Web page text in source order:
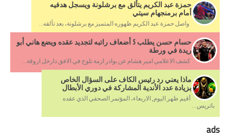
حمزة عبد الكريم يتألق مع برشلونة ويسجل هدفيه
أمام برمنجهام سيتي
واصل حمزة عبد الكريم ظهوره المتميز مع برشلونة، بعد تألقه...
حسام حسن يطلب 5 أضعاف راتبه لتجديد عقده ويضع هاني أبو
ريدة في ورطة
كشف الاعلامي امير هشام عن بوادر ازمة تلوح في الافق دارخل اروقة...
ماذا يعني رد رئيس الكاف على السؤال الخاص
بزيادة عدد الأندية المشاركة في دوري الأبطال
أقيم ظهر اليوم, الاربعاء، المؤتمر الصحفي الذي عقده
باتريس...
ads